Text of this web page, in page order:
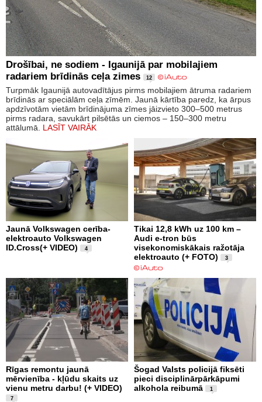
Drošībai, ne sodiem - Igaunijā par mobilajiem
radariem brīdinās ceļa zimes
12
Turpmāk Igaunijā autovadītājus pirms mobilajiem ātruma radariem
brīdinās ar speciālām ceļa zīmēm. Jaunā kārtība paredz, ka ārpus
apdzīvotām vietām brīdinājuma zīmes jāizvieto 300–500 metrus
pirms radara, savukārt pilsētās un ciemos – 150–300 metru
attālumā. LASĪT VAIRĀK
Jaunā Volkswagen cerība-
elektroauto Volkswagen
ID.Cross(+ VIDEO)
4
Tikai 12,8 kWh uz 100 km –
Audi e-tron būs
visekonomiskākais ražotāja
elektroauto (+ FOTO)
3
Rīgas remontu jaunā
mērvienība - kļūdu skaits uz
vienu metru darbu! (+ VIDEO)
7
Šogad Valsts policijā fiksēti
pieci disciplinārpārkāpumi
alkohola reibumā
1